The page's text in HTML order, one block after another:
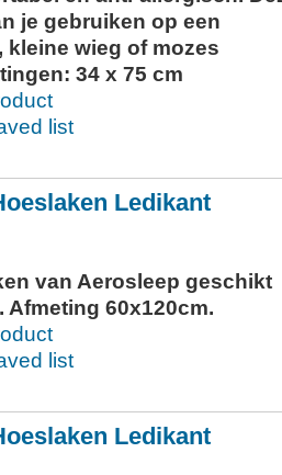
je gebruiken op een
kleine wieg of mozes
34 x 75 cm
list
Ledikant
van Aerosleep geschikt
Afmeting 60x120cm.
list
Ledikant